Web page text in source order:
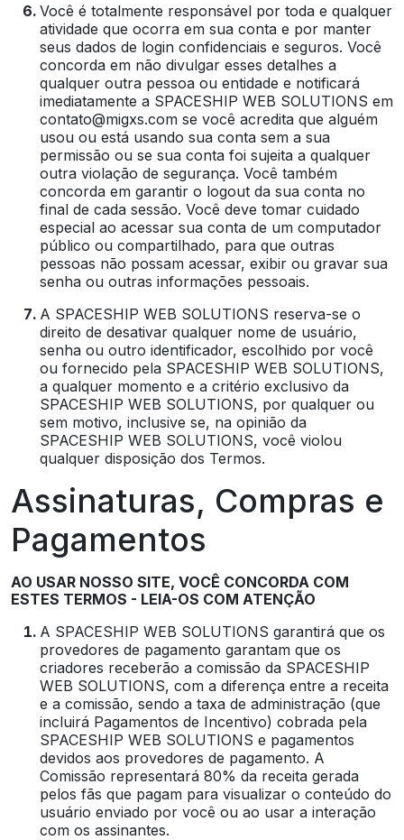
Você é totalmente responsável por toda e qualquer
atividade que ocorra em sua conta e por manter
seus dados de login confidenciais e seguros. Você
concorda em não divulgar esses detalhes a
qualquer outra pessoa ou entidade e notificará
imediatamente a SPACESHIP WEB SOLUTIONS em
contato@migxs.com se você acredita que alguém
usou ou está usando sua conta sem a sua
permissão ou se sua conta foi sujeita a qualquer
outra violação de segurança. Você também
concorda em garantir o logout da sua conta no
final de cada sessão. Você deve tomar cuidado
especial ao acessar sua conta de um computador
público ou compartilhado, para que outras
pessoas não possam acessar, exibir ou gravar sua
senha ou outras informações pessoais.
A SPACESHIP WEB SOLUTIONS reserva-se o
direito de desativar qualquer nome de usuário,
senha ou outro identificador, escolhido por você
ou fornecido pela SPACESHIP WEB SOLUTIONS,
a qualquer momento e a critério exclusivo da
SPACESHIP WEB SOLUTIONS, por qualquer ou
sem motivo, inclusive se, na opinião da
SPACESHIP WEB SOLUTIONS, você violou
qualquer disposição dos Termos.
Assinaturas, Compras e
Pagamentos
AO USAR NOSSO SITE, VOCÊ CONCORDA COM
ESTES TERMOS - LEIA-OS COM ATENÇÃO
A SPACESHIP WEB SOLUTIONS garantirá que os
provedores de pagamento garantam que os
criadores receberão a comissão da SPACESHIP
WEB SOLUTIONS, com a diferença entre a receita
e a comissão, sendo a taxa de administração (que
incluirá Pagamentos de Incentivo) cobrada pela
SPACESHIP WEB SOLUTIONS e pagamentos
devidos aos provedores de pagamento. A
Comissão representará 80% da receita gerada
pelos fãs que pagam para visualizar o conteúdo do
usuário enviado por você ou ao usar a interação
com os assinantes.